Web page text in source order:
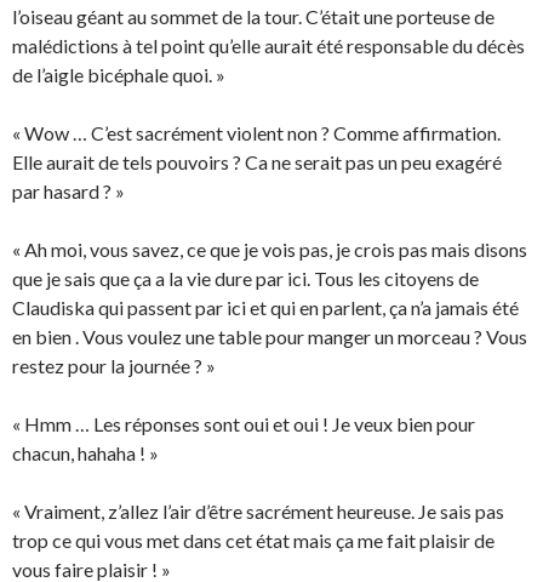
l’oiseau géant au sommet de la tour. C’était une porteuse de
malédictions à tel point qu’elle aurait été responsable du décès
de l’aigle bicéphale quoi. »
« Wow … C’est sacrément violent non ? Comme affirmation.
Elle aurait de tels pouvoirs ? Ca ne serait pas un peu exagéré
par hasard ? »
« Ah moi, vous savez, ce que je vois pas, je crois pas mais disons
que je sais que ça a la vie dure par ici. Tous les citoyens de
Claudiska qui passent par ici et qui en parlent, ça n’a jamais été
en bien . Vous voulez une table pour manger un morceau ? Vous
restez pour la journée ? »
« Hmm … Les réponses sont oui et oui ! Je veux bien pour
chacun, hahaha ! »
« Vraiment, z’allez l’air d’être sacrément heureuse. Je sais pas
trop ce qui vous met dans cet état mais ça me fait plaisir de
vous faire plaisir ! »